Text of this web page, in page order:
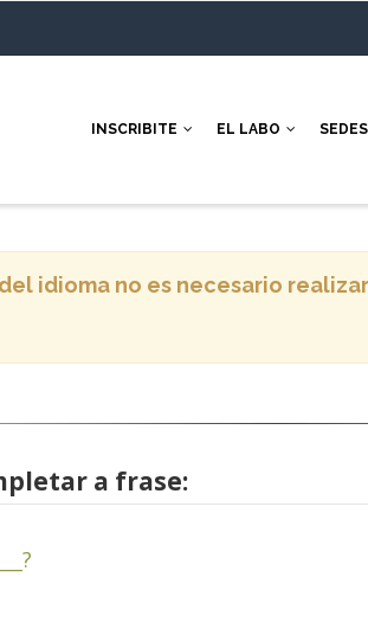
INSCRIBITE EL LABO SEDES
idioma no es necesario
a frase: